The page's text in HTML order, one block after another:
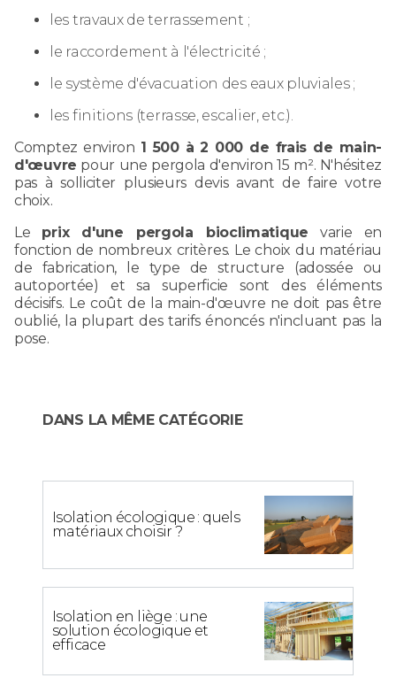
les travaux de terrassement ;
le raccordement à l'électricité ;
le système d'évacuation des eaux pluviales ;
les finitions (terrasse, escalier, etc.).
Comptez environ 1 500 à 2 000 de frais de main-
d'œuvre pour une pergola d'environ 15 m². N'hésitez
pas à solliciter plusieurs devis avant de faire votre
choix.
Le prix d'une pergola bioclimatique varie en
fonction de nombreux critères. Le choix du matériau
de fabrication, le type de structure (adossée ou
autoportée) et sa superficie sont des éléments
décisifs. Le coût de la main-d'œuvre ne doit pas être
oublié, la plupart des tarifs énoncés n'incluant pas la
pose.
DANS LA MÊME CATÉGORIE
Isolation écologique : quels
matériaux choisir ?
Isolation en liège : une
solution écologique et
efficace